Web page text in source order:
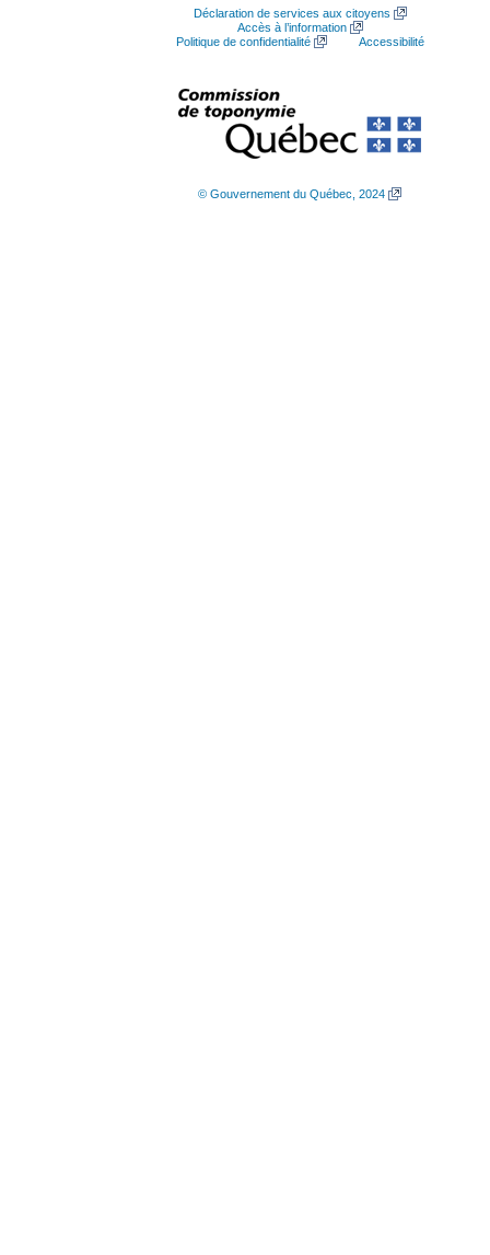
Déclaration de services aux citoyens
Accès à l’information
Politique de confidentialité
Accessibilité
© Gouvernement du Québec, 2024